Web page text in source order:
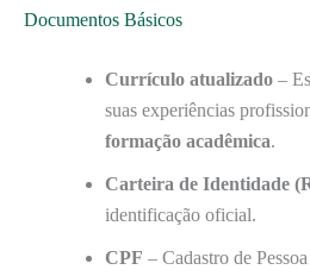
Documentos Básicos
Currículo atualizado –
suas experiências
formação acadêmica.
Carteira de Identidade
identificação oficial.
CPF – Cadastro de